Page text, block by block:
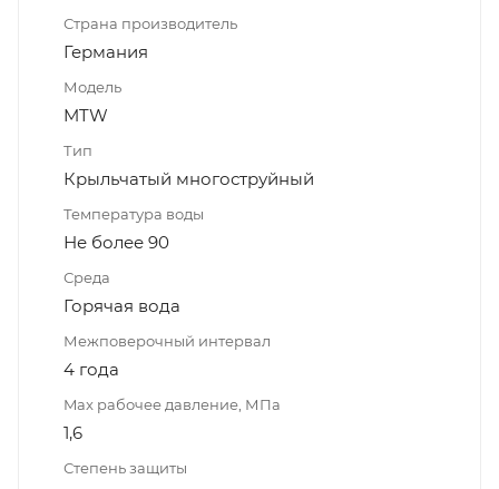
Страна производитель
Германия
Модель
MTW
Тип
Крыльчатый многоструйный
Температура воды
Не более 90
Среда
Горячая вода
Межповерочный интервал
4 года
Max рабочее давление, МПа
1,6
Степень защиты